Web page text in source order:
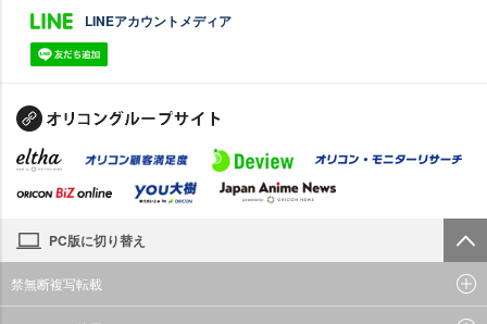
LINEアカウントメディア
PC版に切り替え
禁無断複写転載